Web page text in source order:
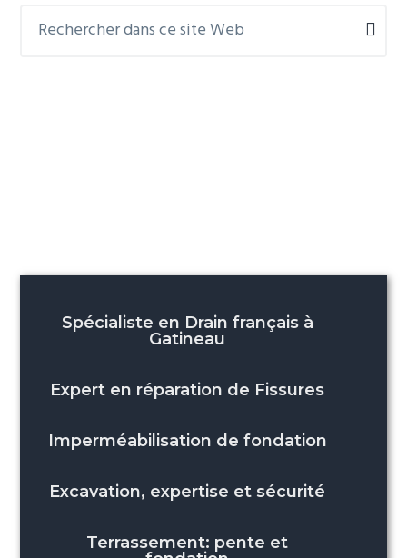
principale
dans
Spécialiste en Drain français à
Gatineau
Expert en réparation de Fissures
Imperméabilisation de fondation
Excavation, expertise et sécurité
Terrassement: pente et